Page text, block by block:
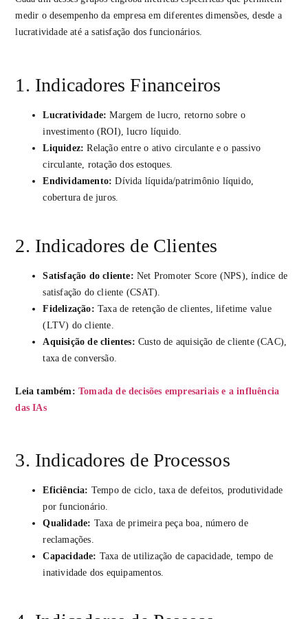
medir o desempenho da empresa em diferentes dimensões, desde a
lucratividade até a satisfação dos funcionários.
1. Indicadores Financeiros
Lucratividade: Margem de lucro, retorno sobre o
investimento (ROI), lucro líquido.
Liquidez: Relação entre o ativo circulante e o passivo
circulante, rotação dos estoques.
Endividamento: Dívida líquida/patrimônio líquido,
cobertura de juros.
2. Indicadores de Clientes
Satisfação do cliente: Net Promoter Score (NPS), índice de
satisfação do cliente (CSAT).
Fidelização:Taxa de retenção de clientes, lifetime value
(LTV) do cliente.
Aquisição de clientes:Custo de aquisição de cliente (CAC),
taxa de conversão.
Leia também:Tomada de decisões empresariais e a influência
das IAs
3. Indicadores de Processos
Eficiência: Tempo de ciclo, taxa de defeitos, produtividade
por funcionário.
Qualidade: Taxa de primeira peça boa, número de
reclamações.
Capacidade: Taxa de utilização de capacidade, tempo de
inatividade dos equipamentos.